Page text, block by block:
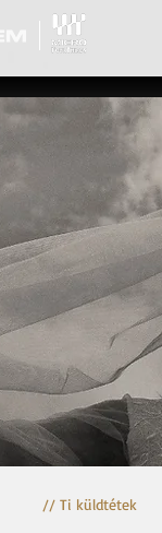
// Ti küldtétek